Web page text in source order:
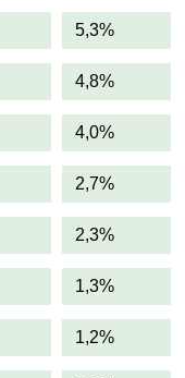
5,3%
4,8%
4,0%
2,7%
2,3%
1,3%
1,2%